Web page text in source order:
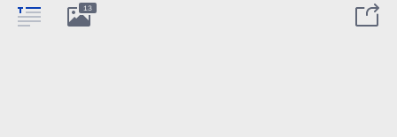
13